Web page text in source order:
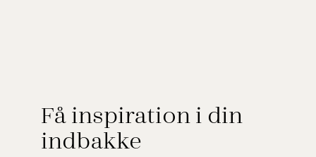
Få inspiration i din
indbakke